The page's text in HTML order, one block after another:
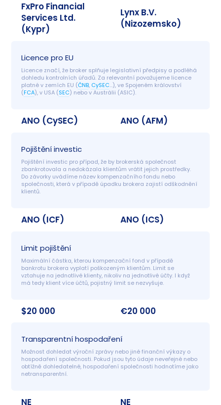
FxPro Financial
Services Ltd.
(Kypr)
Lynx B.V.
(Nizozemsko)
Licence pro EU
Licence značí, že broker splňuje legislativní předpisy a podléhá
dohledu kontrolních úřadů. Za relevantní považujeme licence
platné v zemích EU (ČNB, CySEC…), ve Spojeném království
(FCA), v USA (SEC) nebo v Austrálii (ASIC).
ANO (CySEC) ANO (AFM)
Pojištění investic
Pojištění investic pro případ, že by brokerská společnost
zbankrotovala a nedokázala klientům vrátit jejich prostředky.
Do závorky uvádíme název kompenzačního fondu nebo
společnosti, která v případě úpadku brokera zajistí odškodnění
klientů.
ANO (ICF) ANO (ICS)
Limit pojištění
Maximální částka, kterou kompenzační fond v případě
bankrotu brokera vyplatí poškozeným klientům. Limit se
vztahuje na jednotlivé klienty, nikoliv na jednotlivé účty. I když
má tedy klient více účtů, pojistný limit se nezvyšuje.
$20 000 €20 000
Transparentní hospodaření
Možnost dohledat výroční zprávy nebo jiné finanční výkazy o
hospodaření společnosti. Pokud jsou tyto údaje neveřejné nebo
obtížně dohledatelné, hospodaření společnosti hodnotíme jako
netransparentní.
NE NE